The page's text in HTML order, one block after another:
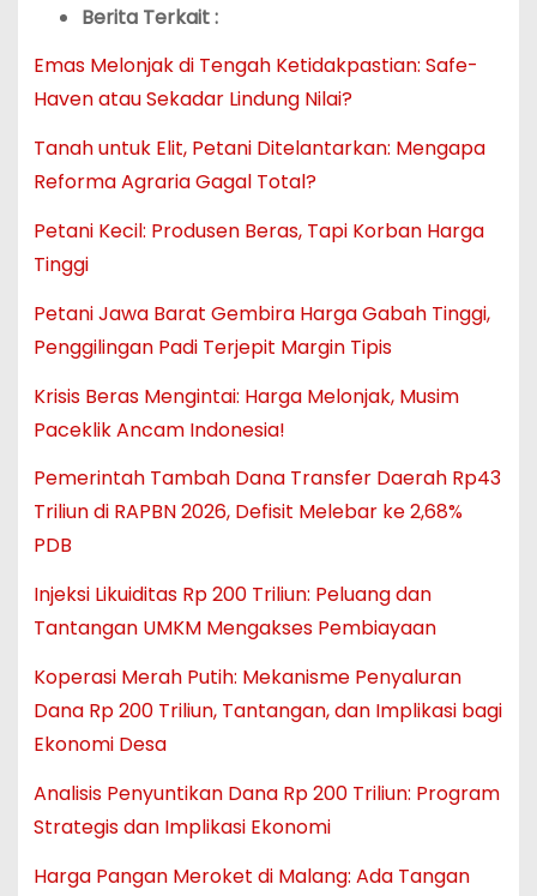
Berita Terkait :
Emas Melonjak di Tengah Ketidakpastian: Safe-
Haven atau Sekadar Lindung Nilai?
Tanah untuk Elit, Petani Ditelantarkan: Mengapa
Reforma Agraria Gagal Total?
Petani Kecil: Produsen Beras, Tapi Korban Harga
Tinggi
Petani Jawa Barat Gembira Harga Gabah Tinggi,
Penggilingan Padi Terjepit Margin Tipis
Krisis Beras Mengintai: Harga Melonjak, Musim
Paceklik Ancam Indonesia!
Pemerintah Tambah Dana Transfer Daerah Rp43
Triliun di RAPBN 2026, Defisit Melebar ke 2,68%
PDB
Injeksi Likuiditas Rp 200 Triliun: Peluang dan
Tantangan UMKM Mengakses Pembiayaan
Koperasi Merah Putih: Mekanisme Penyaluran
Dana Rp 200 Triliun, Tantangan, dan Implikasi bagi
Ekonomi Desa
Analisis Penyuntikan Dana Rp 200 Triliun: Program
Strategis dan Implikasi Ekonomi
Harga Pangan Meroket di Malang: Ada Tangan